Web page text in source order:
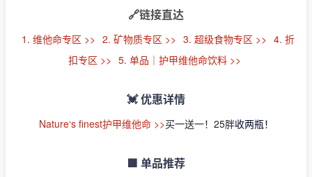
🔗链接直达
1. 维他命专区 >> 2. 矿物质专区 >> 3. 超级食物专区 >> 4. 折
扣专区 >> 5. 单品｜护甲维他命饮料 >>
💓 优惠详情
Nature‘s finest护甲维他命 >>买一送一！25胖收两瓶！
🟩 单品推荐